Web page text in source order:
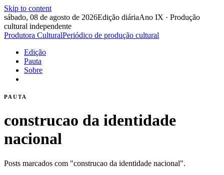
Skip to content
sábado, 08 de agosto de 2026Edição diáriaAno IX · Produção
cultural independente
Produtora CulturalPeriódico de produção cultural
Edição
Pauta
Sobre
PAUTA
construcao da identidade
nacional
Posts marcados com "construcao da identidade nacional".